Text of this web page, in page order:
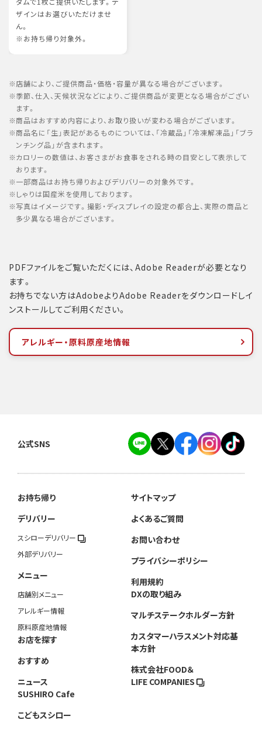
ザインはお選びいただけませ
ん。
※お持ち帰り対象外。
店舗により、ご提供商品・価格・容量が異なる場合がございます。
季節、仕入、天候状況などにより、ご提供商品が変更となる場合がござい
ます。
商品はおすすめ内容により、お取り扱いが変わる場合がございます。
商品名に「生」表記があるものについては、「冷蔵品」「冷凍解凍品」「ブラ
ンチング品」が含まれます。
カロリーの数値は、お客さまがお食事をされる時の目安として表示して
おります。
一部商品はお持ち帰りおよびデリバリーの対象外です。
しゃりは国産米を使用しております。
写真はイメージです。撮影・ディスプレイの設定の都合上、実際の商品と
多少異なる場合がございます。
PDFファイルをご覧いただくには、Adobe Readerが必要となり
ます。
お持ちでない方はAdobeよりAdobe Readerをダウンロードしイ
ンストールしてご利用ください。
アレルギー・原料原産地情報
公式SNS
お持ち帰り
デリバリー
スシローデリバリー
外部デリバリー
メニュー
店舗別メニュー
アレルギー情報
原料原産地情報
お店を探す
おすすめ
ニュース
SUSHIRO Cafe
こどもスシロー
サイトマップ
よくあるご質問
お問い合わせ
プライバシーポリシー
利用規約
DXの取り組み
マルチステークホルダー方針
カスタマーハラスメント対応基
本方針
株式会社FOOD＆
LIFE COMPANIES